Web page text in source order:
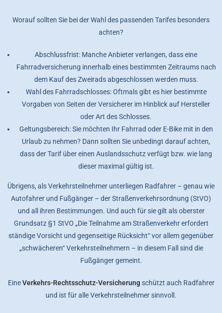
Worauf sollten Sie bei der Wahl des passenden Tarifes besonders
achten?
Abschlussfrist: Manche Anbieter verlangen, dass eine
Fahrradversicherung innerhalb eines bestimmten Zeitraums nach
dem Kauf des Zweirads abgeschlossen werden muss.
Wahl des Fahrradschlosses: Oftmals gibt es hier bestimmte
Vorgaben von Seiten der Versicherer im Hinblick auf Hersteller
oder Art des Schlosses.
Geltungsbereich: Sie möchten Ihr Fahrrad oder E-Bike mit in den
Urlaub zu nehmen? Dann sollten Sie unbedingt darauf achten,
dass der Tarif über einen Auslandsschutz verfügt bzw. wie lang
dieser maximal gültig ist.
Übrigens, als Verkehrsteilnehmer unterliegen Radfahrer – genau wie
Autofahrer und Fußgänger – der Straßenverkehrsordnung (StVO)
und all ihren Bestimmungen. Und auch für sie gilt als oberster
Grundsatz §1 StVO „Die Teilnahme am Straßenverkehr erfordert
ständige Vorsicht und gegenseitige Rücksicht“ vor allem gegenüber
„schwächeren“ Verkehrsteilnehmern – in diesem Fall sind die
Fußgänger gemeint.
EineVerkehrs-Rechtsschutz-Versicherungschützt auch Radfahrer
und ist für alle Verkehrsteilnehmer sinnvoll.